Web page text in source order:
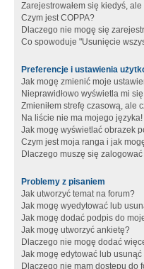
Zarejestrowałem się kiedyś,
Czym jest COPPA?
Dlaczego nie mogę się
Co spowoduje "Usunięcie
Preferencje i ustawienia
Jak mogę zmienić moje
Nieprawidłowo wyświetla mi
Zmieniłem strefę czasową, ale
Na liście nie ma mojego języka!
Jak mogę wyświetlać obrazek
Czym jest moja ranga i jak
Dlaczego muszę się
Problemy z pisaniem
Jak utworzyć temat na forum?
Jak mogę wyedytować lub
Jak mogę dodać podpis do
Jak mogę utworzyć ankietę?
Dlaczego nie mogę dodać
Jak mogę edytować lub
Dlaczego nie mam dostępu do